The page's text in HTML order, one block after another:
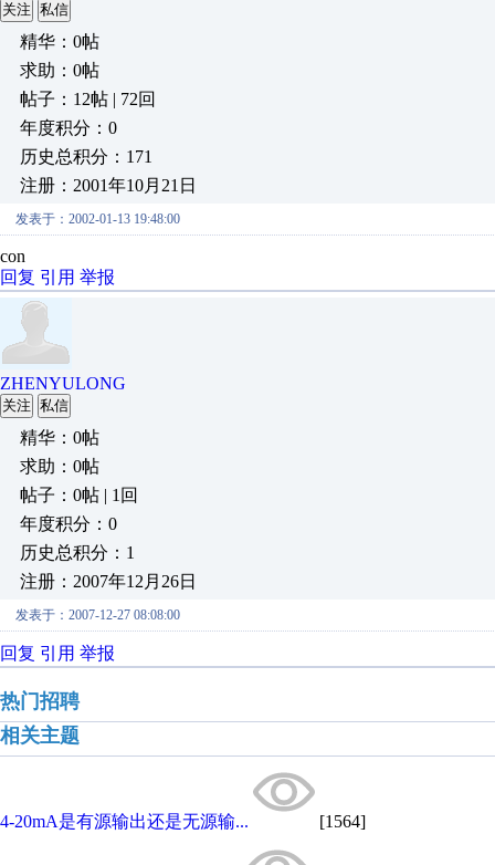
关注 私信
精华：0帖
求助：0帖
帖子：12帖 | 72回
年度积分：0
历史总积分：171
注册：2001年10月21日
发表于：2002-01-13 19:48:00
con
回复 引用 举报
ZHENYULONG
关注 私信
精华：0帖
求助：0帖
帖子：0帖 | 1回
年度积分：0
历史总积分：1
注册：2007年12月26日
发表于：2007-12-27 08:08:00
回复 引用 举报
热门招聘
相关主题
4-20mA是有源输出还是无源输... [1564]